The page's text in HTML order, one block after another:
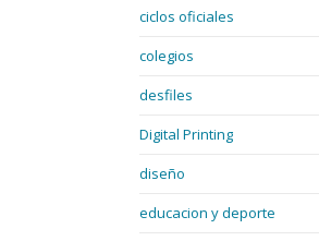
ciclos oficiales
colegios
desfiles
Digital Printing
diseño
educacion y deporte